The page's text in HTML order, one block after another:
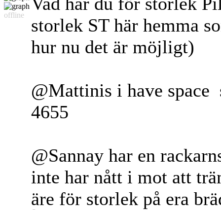
offline
storlek ST här hemma
hur nu det är möjligt)
@Mattinis i have space
4655
@Sannay har en
inte har nått i mot att
äre för storlek på era